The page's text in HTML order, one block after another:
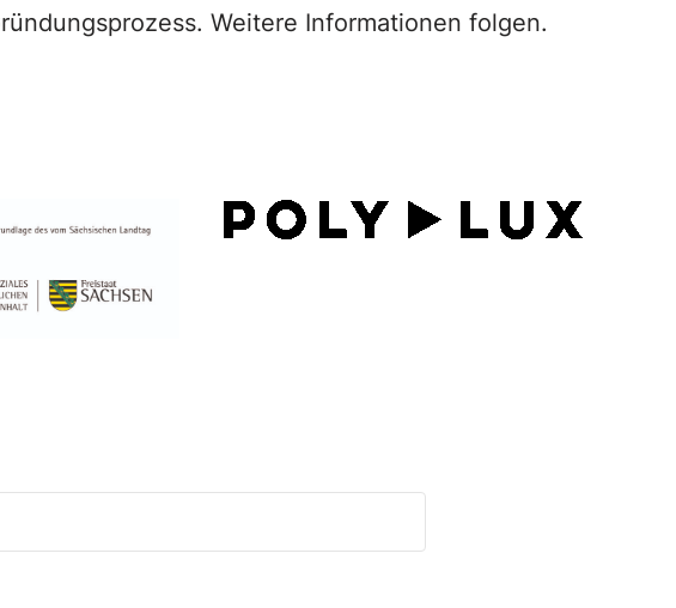
Weitere Informationen folgen.